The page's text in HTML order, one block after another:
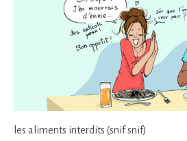
les aliments interdits (snif snif)